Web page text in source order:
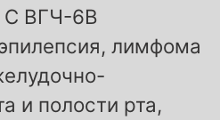
С ВГЧ-6В
лимфома
и полости рта,